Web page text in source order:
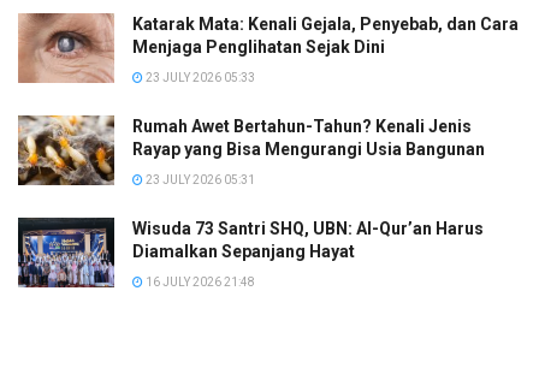
Katarak Mata: Kenali Gejala, Penyebab, dan Cara
Menjaga Penglihatan Sejak Dini
23 JULY 2026 05:33
Rumah Awet Bertahun-Tahun? Kenali Jenis
Rayap yang Bisa Mengurangi Usia Bangunan
23 JULY 2026 05:31
Wisuda 73 Santri SHQ, UBN: Al-Qur’an Harus
Diamalkan Sepanjang Hayat
16 JULY 2026 21:48